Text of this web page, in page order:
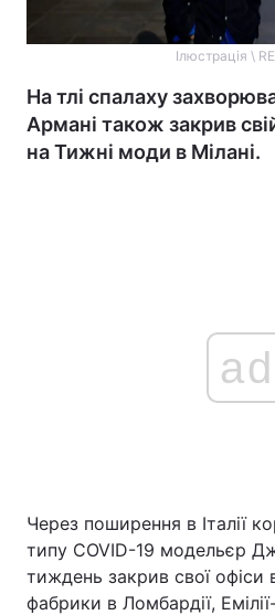
Головна
Ілюстрація \
На тлі спалаху
Армані також закрив
на Тижні моди в Мілані.
ad
Через поширення в Італії
типу COVID-19 модельєр
тиждень закрив свої офіси
фабрики в Ломбардії,